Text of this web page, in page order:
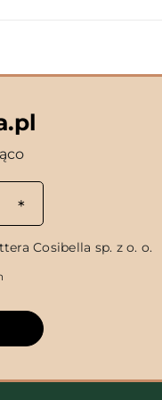
Cosibella sp. z o. o.